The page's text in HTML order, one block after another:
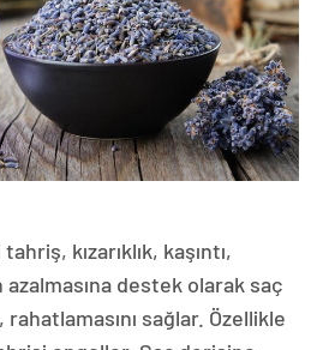
kızarıklık, kaşıntı,
destek olarak saç
sağlar. Özellikle